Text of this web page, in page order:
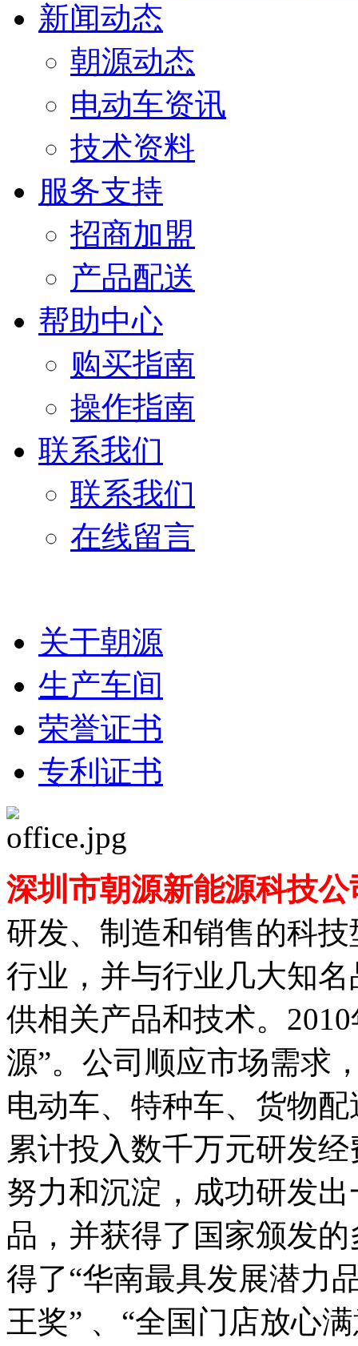
新闻动态
朝源动态
电动车资讯
技术资料
服务支持
招商加盟
产品配送
帮助中心
购买指南
操作指南
联系我们
联系我们
在线留言
关于朝源
生产车间
荣誉证书
专利证书
深圳市朝源新能源科技公
研发、制造和销售的科
行业，并与行业几大知
供相关产品和技术。
源”。公司顺应市场需求
电动车、特种车、货物
累计投入数千万元研发
努力和沉淀，成功研发
品，并获得了国家颁发
得了“华南最具发展潜力
王奖” 、“全国门店放心